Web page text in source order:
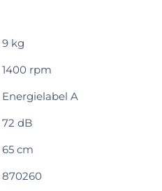
9 kg
1400 rpm
Energielabel A
72 dB
65 cm
870260